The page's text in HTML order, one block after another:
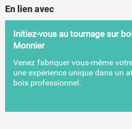
En lien avec
Initiez-vous au tournage sur
Monnier
Venez fabriquer vous-même
une expérience unique dans un
bois professionnel.